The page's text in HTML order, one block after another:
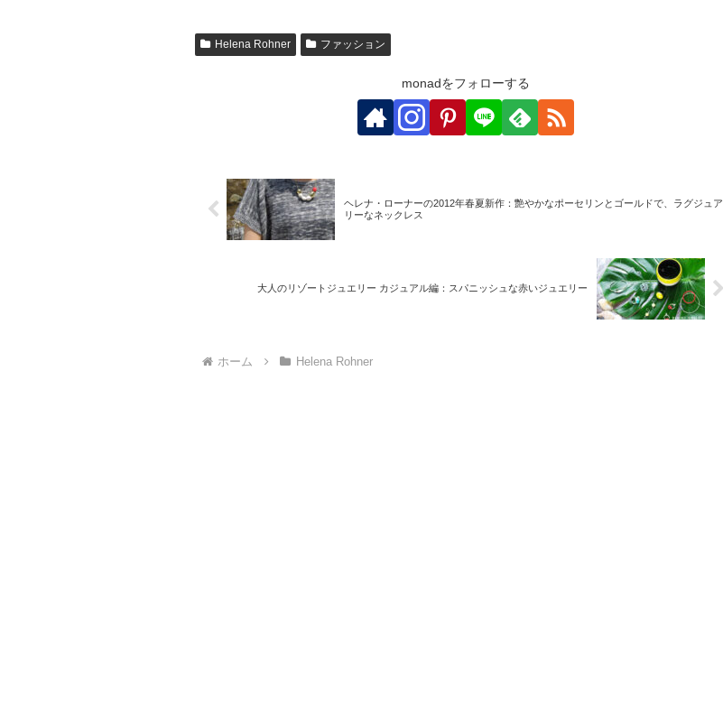
Helena Rohner ファッション
monadをフォローする
ヘレナ・ローナーの2012年春夏新作：艶やかなポーセリンとゴールドで、ラグジュア
リーなネックレス
大人のリゾートジュエリー カジュアル編：スパニッシュな赤いジュエリー
ホーム Helena Rohner